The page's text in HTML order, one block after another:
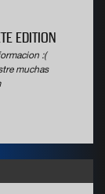
EDITION
necesitaba esta
el trabajo del
testingelbl.com